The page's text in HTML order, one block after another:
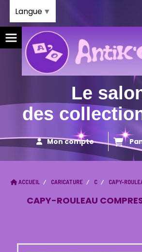
Le
des
Mon compte
ACCUEIL CARICATURE C CAPY-
CAPY-ROULEAU
Langue ▼